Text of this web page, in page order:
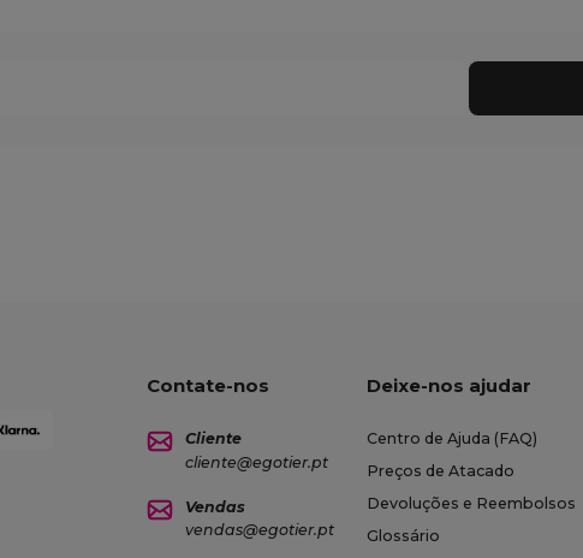
Contate-nos
Cliente
cliente@egotier.pt
Vendas
vendas@egotier.pt
Deixe-nos ajudar
Centro de Ajuda (FAQ)
Preços de Atacado
Devoluções e Reembolsos
Glossário